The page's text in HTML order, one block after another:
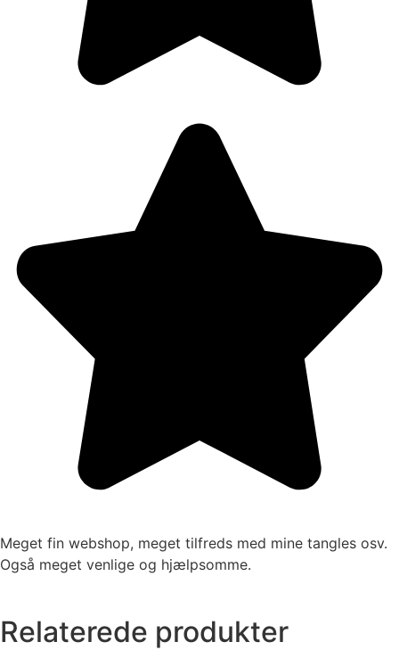
Meget fin webshop, meget tilfreds med mine tangles osv.
Også meget venlige og hjælpsomme.
Relaterede produkter